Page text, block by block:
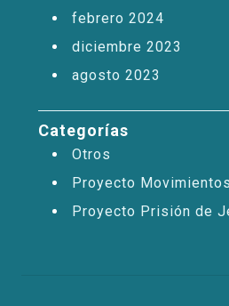
febrero 2024
diciembre 2023
agosto 2023
Categorías
Otros
Proyecto
Proyecto Prisión de